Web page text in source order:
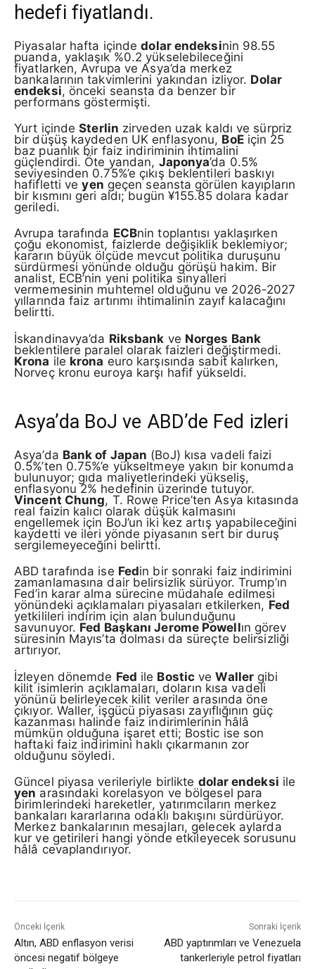
hedefi fiyatlandı.
Piyasalar hafta içindedolar endeksinin 98.55
puanda, yaklaşık %0.2 yükselebileceğini
fiyatlarken, Avrupa ve Asya’da merkez
bankalarının takvimlerini yakından izliyor. Dolar
endeksi, önceki seansta da benzer bir
performans göstermişti.
Yurt içindeSterlin zirveden uzak kaldı ve sürpriz
bir düşüş kaydeden UK enflasyonu, BoEiçin 25
baz puanlık bir faiz indiriminin ihtimalini
güçlendirdi. Öte yandan, Japonya’da 0.5%
seviyesinden 0.75%’e çıkış beklentileri baskıyı
hafifletti veyen geçen seansta görülen kayıpların
bir kısmını geri aldı; bugün ¥155.85 dolara kadar
geriledi.
Avrupa tarafında ECBnin toplantısı yaklaşırken
çoğu ekonomist, faizlerde değişiklik beklemiyor;
kararın büyük ölçüde mevcut politika duruşunu
sürdürmesi yönünde olduğu görüşü hakim. Bir
analist, ECB’nin yeni politika sinyalleri
vermemesinin muhtemel olduğunu ve 2026-2027
yıllarında faiz artırımı ihtimalinin zayıf kalacağını
belirtti.
İskandinavya’da Riksbank ve Norges Bank
beklentilere paralel olarak faizleri değiştirmedi.
Krona ile krona euro karşısında sabit kalırken,
Norveç kronu euroya karşı hafif yükseldi.
Asya’da BoJ ve ABD’de Fed izleri
Asya’da Bank of Japan (BoJ) kısa vadeli faizi
0.5%’ten 0.75%’e yükseltmeye yakın bir konumda
bulunuyor; gıda maliyetlerindeki yükseliş,
enflasyonu 2% hedefinin üzerinde tutuyor.
Vincent Chung, T. Rowe Price’ten Asya kıtasında
real faizin kalıcı olarak düşük kalmasını
engellemek için BoJ’un iki kez artış yapabileceğini
kaydetti ve ileri yönde piyasanın sert bir duruş
sergilemeyeceğini belirtti.
ABD tarafında ise Fedin bir sonraki faiz indirimini
zamanlamasına dair belirsizlik sürüyor. Trump’ın
Fed’in karar alma sürecine müdahale edilmesi
yönündeki açıklamaları piyasaları etkilerken, Fed
yetkilileri indirim için alan bulunduğunu
savunuyor. Fed Başkanı Jerome Powellın görev
süresinin Mayıs’ta dolması da süreçte belirsizliği
artırıyor.
İzleyen dönemde Fed ile Bostic veWaller gibi
kilit isimlerin açıklamaları, doların kısa vadeli
yönünü belirleyecek kilit veriler arasında öne
çıkıyor. Waller, işgücü piyasası zayıflığının güç
kazanması halinde faiz indirimlerinin hâlâ
mümkün olduğuna işaret etti; Bostic ise son
haftaki faiz indirimini haklı çıkarmanın zor
olduğunu söyledi.
Güncel piyasa verileriyle birlikte dolar endeksi ile
yen arasındaki korelasyon ve bölgesel para
birimlerindeki hareketler, yatırımcıların merkez
bankaları kararlarına odaklı bakışını sürdürüyor.
Merkez bankalarının mesajları, gelecek aylarda
kur ve getirileri hangi yönde etkileyecek sorusunu
hâlâ cevaplandırıyor.
Önceki İçerik
Altın, ABD enflasyon verisi
öncesi negatif bölgeye
Sonraki İçerik
ABD yaptırımları ve Venezuela
tankerleriyle petrol fiyatları